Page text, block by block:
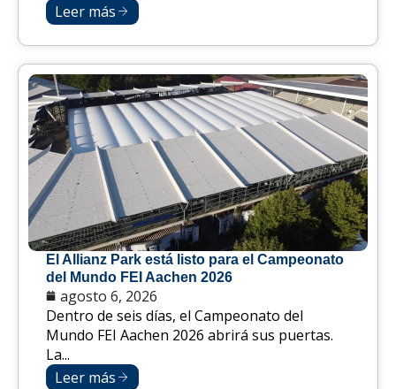
Leer más
El Allianz Park está listo para el Campeonato
del Mundo FEI Aachen 2026
agosto 6, 2026
Dentro de seis días, el Campeonato del
Mundo FEI Aachen 2026 abrirá sus puertas.
La...
Leer más